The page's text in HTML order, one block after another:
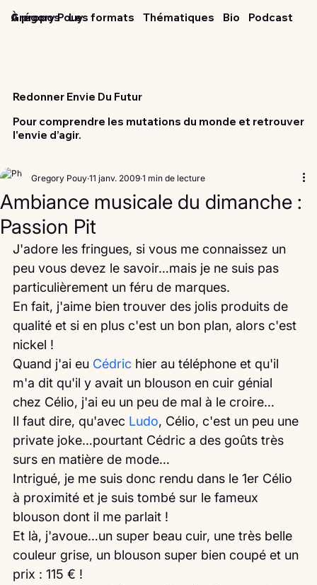
Grégory Pouy
À propos Les formats Thématiques Podcast
Bio
Redonner Envie Du Futur
Pour comprendre les mutations du monde et retrouver
l'envie d’agir.
Ambiance musicale du dimanche :
Passion Pit
Gregory Pouy 11 janv. 2009 1 min de lecture
J'adore les fringues, si vous me connaissez un
peu vous devez le savoir…mais je ne suis pas
particulièrement un féru de marques.
En fait, j'aime bien trouver des jolis produits de
qualité et si en plus c'est un bon plan, alors c'est
nickel !
Quand j'ai eu Cédric hier au téléphone et qu'il
m'a dit qu'il y avait un blouson en cuir génial
chez Célio, j'ai eu un peu de mal à le croire…
Il faut dire, qu'avec Ludo, Célio, c'est un peu une
private joke…pourtant Cédric a des goûts très
surs en matière de mode…
Intrigué, je me suis donc rendu dans le 1er Célio
à proximité et je suis tombé sur le fameux
blouson dont il me parlait !
Et là, j'avoue…un super beau cuir, une très belle
couleur grise, un blouson super bien coupé et un
prix : 115 € !